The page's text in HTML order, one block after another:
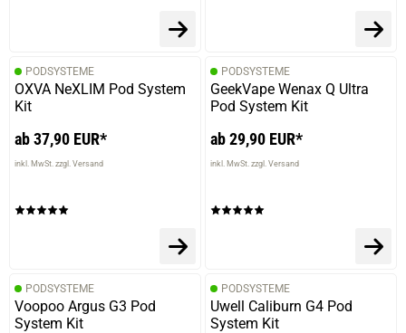
prev
PODSYSTEME
OXVA NeXLIM Pod System
Kit
ab 37,90 EUR*
inkl. MwSt. zzgl. Versand
PODSYSTEME
GeekVape Wenax Q Ultra
Pod System Kit
ab 29,90 EUR*
inkl. MwSt. zzgl. Versand
PODSYSTEME
Voopoo Argus G3 Pod
System Kit
PODSYSTEME
Uwell Caliburn G4 Pod
System Kit